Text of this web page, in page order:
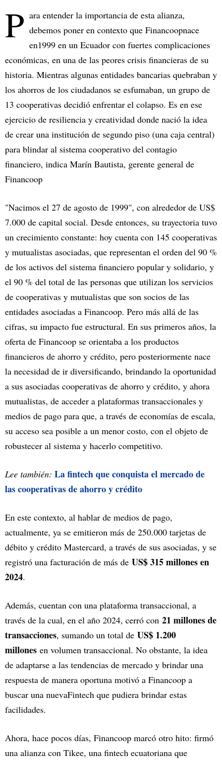
P ara entender la importancia de esta alianza,
debemos poner en contexto que Financoopnace
en1999 en un Ecuador con fuertes complicaciones
económicas, en una de las peores crisis financieras de su
historia. Mientras algunas entidades bancarias quebraban y
los ahorros de los ciudadanos se esfumaban, un grupo de
13 cooperativas decidió enfrentar el colapso. Es en ese
ejercicio de resiliencia y creatividad donde nació la idea
de crear una institución de segundo piso (una caja central)
para blindar al sistema cooperativo del contagio
financiero, indica Marín Bautista, gerente general de
Financoop
"Nacimos el 27 de agosto de 1999", con alrededor de US$
7.000 de capital social. Desde entonces, su trayectoria tuvo
un crecimiento constante: hoy cuenta con 145 cooperativas
y mutualistas asociadas, que representan el orden del 90 %
de los activos del sistema financiero popular y solidario, y
el 90 % del total de las personas que utilizan los servicios
de cooperativas y mutualistas que son socios de las
entidades asociadas a Financoop. Pero más allá de las
cifras, su impacto fue estructural. En sus primeros años, la
oferta de Financoop se orientaba a los productos
financieros de ahorro y crédito, pero posteriormente nace
la necesidad de ir diversificando, brindando la oportunidad
a sus asociadas cooperativas de ahorro y crédito, y ahora
mutualistas, de acceder a plataformas transaccionales y
medios de pago para que, a través de economías de escala,
su acceso sea posible a un menor costo, con el objeto de
robustecer al sistema y hacerlo competitivo.
Lee también: La fintech que conquista el mercado de
las cooperativas de ahorro y crédito
En este contexto, al hablar de medios de pago,
actualmente, ya se emitieron más de 250.000 tarjetas de
débito y crédito Mastercard, a través de sus asociadas, y se
registró una facturación de más de US$ 315 millones en
2024.
Además, cuentan con una plataforma transaccional, a
través de la cual, en el año 2024, cerró con 21 millones de
transacciones, sumando un total de US$ 1.200
millones en volumen transaccional. No obstante, la idea
de adaptarse a las tendencias de mercado y brindar una
respuesta de manera oportuna motivó a Financoop a
buscar una nuevaFintech que pudiera brindar estas
facilidades.
Ahora, hace pocos días, Financoop marcó otro hito: firmó
una alianza con Tikee, una fintech ecuatoriana que